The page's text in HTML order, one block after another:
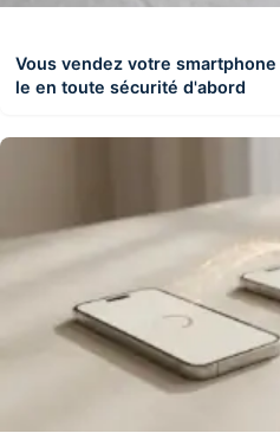
Vous vendez votre
le en toute sécurité d'abord